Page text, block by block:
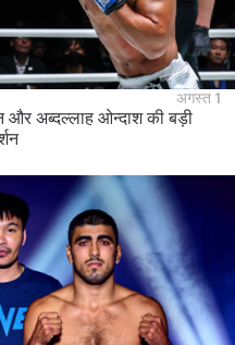
अगस्त 1
और अब्दल्लाह ओन्दाश की बड़ी